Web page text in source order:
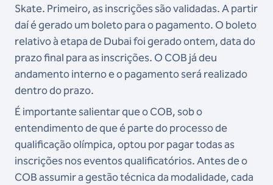
Skate. Primeiro, as inscrições são validadas. A partir
daí é gerado um boleto para o pagamento. O boleto
relativo à etapa de Dubai foi gerado ontem, data do
prazo final para as inscrições. O COB já deu
andamento interno e o pagamento será realizado
dentro do prazo.
É importante salientar que o COB, sob o
entendimento de que é parte do processo de
qualificação olímpica, optou por pagar todas as
inscrições nos eventos qualificatórios. Antes de o
COB assumir a gestão técnica da modalidade, cada